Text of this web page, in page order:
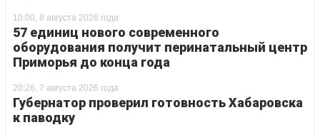
10:00, 8 августа 2026 года
57 единиц нового современного
оборудования получит перинатальный центр
Приморья до конца года
20:26, 7 августа 2026 года
Губернатор проверил готовность Хабаровска
к паводку